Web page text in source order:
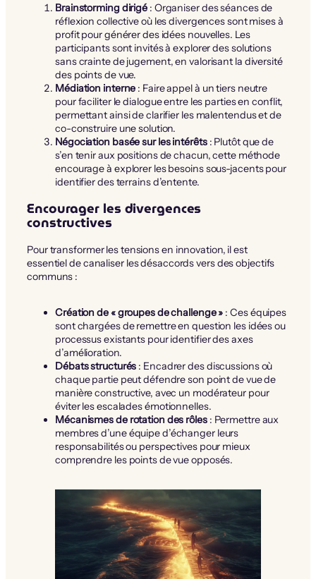
Brainstorming dirigé : Organiser des séances de
réflexion collective où les divergences sont mises à
profit pour générer des idées nouvelles. Les
participants sont invités à explorer des solutions
sans crainte de jugement, en valorisant la diversité
des points de vue.
Médiation interne : Faire appel à un tiers neutre
pour faciliter le dialogue entre les parties en conflit,
permettant ainsi de clarifier les malentendus et de
co-construire une solution.
Négociation basée sur les intérêts: Plutôt que de
s’en tenir aux positions de chacun, cette méthode
encourage à explorer les besoins sous-jacents pour
identifier des terrains d’entente.
Encourager les divergences
constructives
Pour transformer les tensions en innovation, il est
essentiel de canaliser les désaccords vers des objectifs
communs :
Création de « groupes de challenge » : Ces équipes
sont chargées de remettre en question les idées ou
processus existants pour identifier des axes
d’amélioration.
Débats structurés : Encadrer des discussions où
chaque partie peut défendre son point de vue de
manière constructive, avec un modérateur pour
éviter les escalades émotionnelles.
Mécanismes de rotation des rôles: Permettre aux
membres d’une équipe d’échanger leurs
responsabilités ou perspectives pour mieux
comprendre les points de vue opposés.